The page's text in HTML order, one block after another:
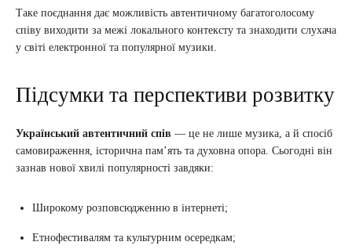
Таке поєднання дає можливість автентичному багатоголосому
співу виходити за межі локального контексту та знаходити слухача
у світі електронної та популярної музики.
Підсумки та перспективи розвитку
Український автентичний спів — це не лише музика, а й спосіб
самовираження, історична пам’ять та духовна опора. Сьогодні він
зазнав нової хвилі популярності завдяки:
Широкому розповсюдженню в інтернеті;
Етнофестивалям та культурним осередкам;